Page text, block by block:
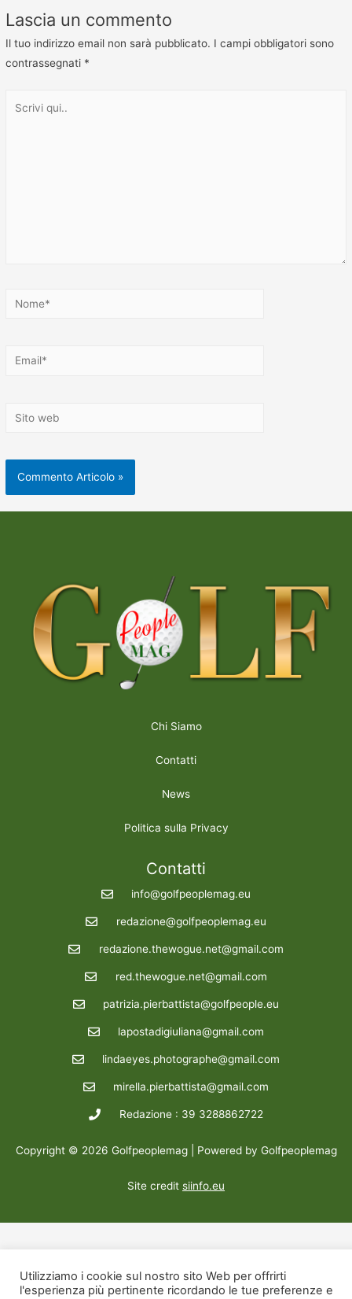
Lascia un commento
Il tuo indirizzo email non sarà pubblicato. I campi obbligatori sono
contrassegnati *
Chi Siamo
Contatti
News
Politica sulla Privacy
Contatti
info@golfpeoplemag.eu
redazione@golfpeoplemag.eu
redazione.thewogue.net@gmail.com
red.thewogue.net@gmail.com
patrizia.pierbattista@golfpeople.eu
lapostadigiuliana@gmail.com
lindaeyes.photographe@gmail.com
mirella.pierbattista@gmail.com
Redazione : 39 3288862722
Copyright © 2026 Golfpeoplemag | Powered by Golfpeoplemag
Site credit siinfo.eu
Utilizziamo i cookie sul nostro sito Web per offrirti
l'esperienza più pertinente ricordando le tue preferenze e